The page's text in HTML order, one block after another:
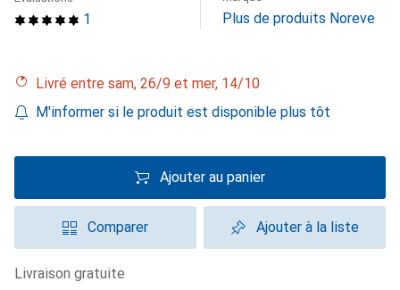
1 Plus de produits Noreve
Livré entre sam, 26/9 et mer, 14/10
M'informer si le produit est disponible plus tôt
Ajouter au panier
Comparer Ajouter à la liste
livraison gratuite